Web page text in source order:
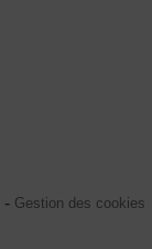
Gestion des cookies